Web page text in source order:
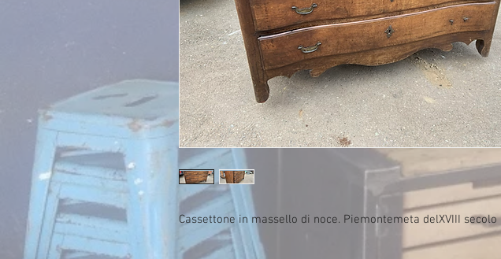
Cassettone in massello di noce. Piemontemeta delXVIII secolo